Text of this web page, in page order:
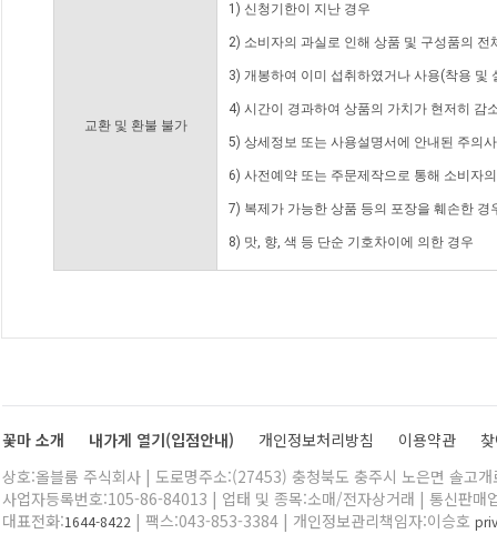
교환 및 환불 불가
1) 신청기한이 지난 경우
2) 소비자의 과실로 인해 상품 및 구성품의
3) 개봉하여 이미 섭취하였거나 사용(착용 및
4) 시간이 경과하여 상품의 가치가 현저히 감
5) 상세정보 또는 사용설명서에 안내된 주의
6) 사전예약 또는 주문제작으로 통해 소비자
7) 복제가 가능한 상품 등의 포장을 훼손한 경
8) 맛, 향, 색 등 단순 기호차이에 의한 경우
꽃마 소개 내가게 열기(입점안내) 개인정보처리방침 이용약관
상호:올블룸 주식회사 | 도로명주소:(27453) 충청북도 충주시 노은면 솔고
사업자등록번호:105-86-84013 | 업태 및 종목:소매/전자상거래 | 통신판매
대표전화:1644-8422 | 팩스:043-853-3384 | 개인정보관리책임자:이승호